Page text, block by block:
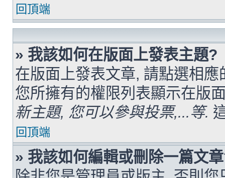
回頂端
» 我該如何在版面上發表主題?
在版面上發表文章, 請點選相
您所擁有的權限列表顯示在版
新主題, 您可以參與投票,...等.
回頂端
» 我該如何編輯或刪除一篇文